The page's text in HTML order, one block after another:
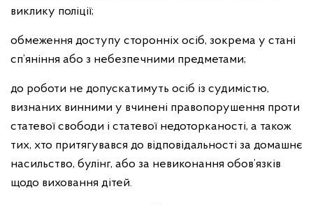
виклику поліції;
обмеження доступу сторонніх осіб, зокрема у стані
сп’яніння або з небезпечними предметами;
до роботи не допускатимуть осіб із судимістю,
визнаних винними у вчинені правопорушення проти
статевої свободи і статевої недоторканості, а також
тих, хто притягувався до відповідальності за домашнє
насильство, булінг, або за невиконання обов’язків
щодо виховання дітей.